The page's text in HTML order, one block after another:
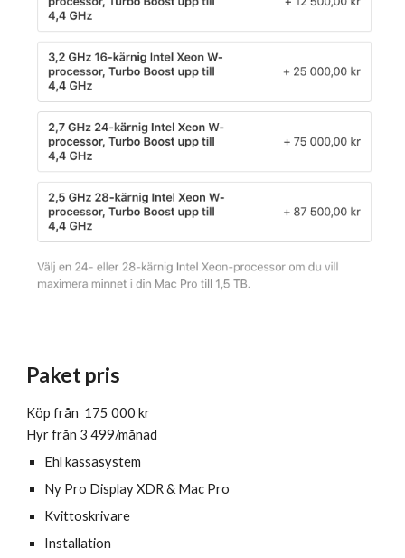
Paket pris
Köp från  175 000 kr
Hyr från 3 499/månad
Ehl kassasystem
Ny Pro Display XDR & Mac Pro
Kvittoskrivare
Installation